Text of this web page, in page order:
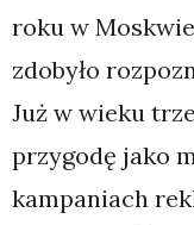
roku w
zdobyło
Już w wieku
przygodę jako
kampaniach